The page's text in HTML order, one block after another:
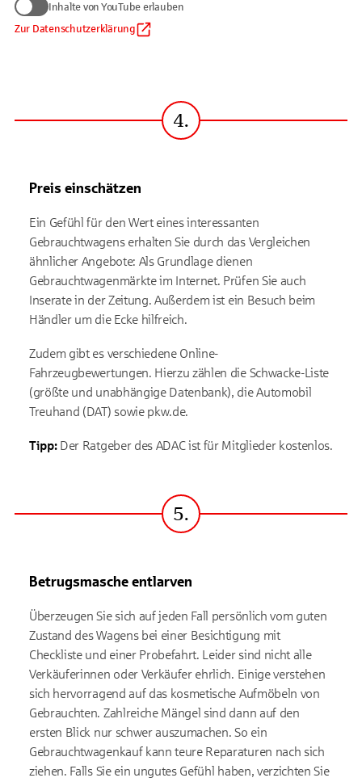
Inhalte von YouTube erlauben
Zur Datenschutzerklärung
zum Anzeigen von YouTube-Videos
Daten werden nur an Google übermittelt, soweit dies für die
Einbindung von YouTube erforderlich ist. Informationen finden
Länder ohne der EU gleichwertiges Datenschutzniveau (z. B.
USA). Informationen finden Sie
in der Google-
Inhalte von YouTube erlauben
Schritt
4.
Preis einschätzen
Ein Gefühl für den Wert eines interessanten
Gebrauchtwagens erhalten Sie durch das Vergleichen
ähnlicher Angebote: Als Grundlage dienen
Gebrauchtwagenmärkte im Internet. Prüfen Sie auch
Inserate in der Zeitung. Außerdem ist ein Besuch beim
Händler um die Ecke hilfreich.
Zudem gibt es verschiedene Online-
Fahrzeugbewertungen. Hierzu zählen die Schwacke-Liste
(größte und unabhängige Datenbank), die Automobil
Treuhand (DAT) sowie pkw.de.
Tipp:Der Ratgeber des ADAC ist für Mitglieder kostenlos.
Schritt
5.
Betrugsmasche entlarven
Überzeugen Sie sich auf jeden Fall persönlich vom guten
Zustand des Wagens bei einer Besichtigung mit
Checkliste und einer Probefahrt. Leider sind nicht alle
Verkäuferinnen oder Verkäufer ehrlich. Einige verstehen
sich hervorragend auf das kosmetische Aufmöbeln von
Gebrauchten. Zahlreiche Mängel sind dann auf den
ersten Blick nur schwer auszumachen. So ein
Gebrauchtwagenkauf kann teure Reparaturen nach sich
ziehen. Falls Sie ein ungutes Gefühl haben, verzichten Sie